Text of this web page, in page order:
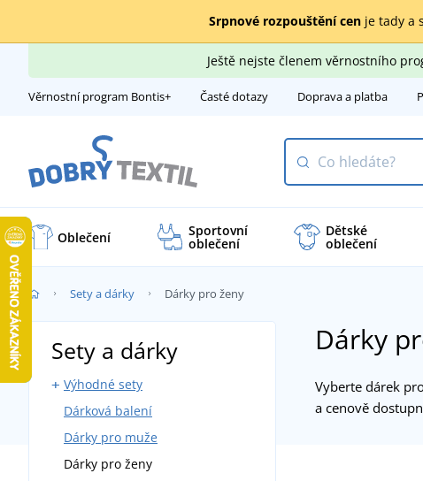
Srpnové rozpouštění cenje tady a
Ještě nejste členem věrnostního
Věrnostní program Bontis+ Časté dotazy Doprava a platba
Oblečení Sportovní
oblečení
Dětské
oblečení
Sety a dárky Dárky pro ženy
Dárky
Vyberte dárek
a cenově
Sety a dárky
Výhodné sety
Sety triček
Sety ponožek
Módní sety
Dárková balení
Dárky pro muže
Dárky pro ženy